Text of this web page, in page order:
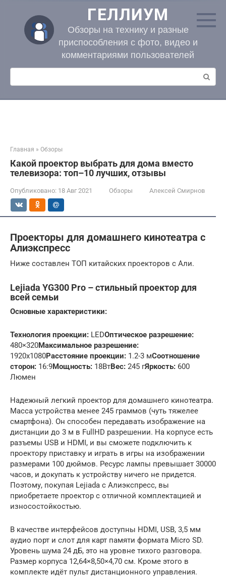
контенту
ГЕЛЛИУМ
Обзоры на технику и разные
приспособления с фото, видео и
комментариями пользователей
Поиск:
Главная » Обзоры
Какой проектор выбрать для дома вместо
телевизора: топ–10 лучших, отзывы
Опубликовано: 18 Авг 2021 Обзоры Алексей Смирнов
Проекторы для домашнего кинотеатра с
Алиэкспресс
Ниже составлен ТОП китайских проекторов с Али.
Lejiada YG300 Pro – стильный проектор для
всей семьи
Основные характеристики:
Технология проекции: LEDОптическое разрешение:
480×320Максимальное разрешение:
1920х1080Расстояние проекции: 1.2-3 мСоотношение
сторон: 16:9Мощность: 18ВтВес: 245 гЯркость: 600
Люмен
Надежный легкий проектор для домашнего кинотеатра.
Масса устройства менее 245 граммов (чуть тяжелее
смартфона). Он способен передавать изображение на
дистанции до 3 м в FullHD разрешении. На корпусе есть
разъемы USB и HDMI, и вы сможете подключить к
проектору приставку и играть в игры на изображении
размерами 100 дюймов. Ресурс лампы превышает 30000
часов, и докупать к устройству ничего не придется.
Поэтому, покупая Lejiada с Алиэкспресс, вы
приобретаете проектор с отличной комплектацией и
износостойкостью.
В качестве интерфейсов доступны HDMI, USB, 3,5 мм
аудио порт и слот для карт памяти формата Micro SD.
Уровень шума 24 дБ, это на уровне тихого разговора.
Размер корпуса 12,64×8,50×4,70 см. Кроме этого в
комплекте идёт пульт дистанционного управления.